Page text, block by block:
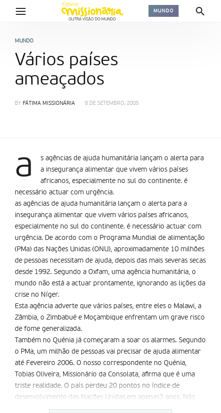
MUNDO
MUNDO
Vários países
ameaçados
BY FÁTIMA MISSIONÁRIA 8 DE SETEMBRO, 2005
a
s agências de ajuda humanitária lançam o alerta para
a insegurança alimentar que vivem vários países
africanos, especialmente no sul do continente. é
necessário actuar com urgência.
as agências de ajuda humanitária lançam o alerta para a
insegurança alimentar que vivem vários países africanos,
especialmente no sul do continente. é necessário actuar com
urgência. De acordo com o Programa Mundial de alimentação
(PMa) das Nações Unidas (ONU), aproximadamente 10 milhões
de pessoas necessitam de ajuda, depois das mais severas secas
desde 1992. Segundo a Oxfam, uma agência humanitária, o
mundo não está a actuar prontamente, ignorando as lições da
crise no Níger.
Esta agência adverte que vários países, entre eles o Malawi, a
Zâmbia, o Zimbabué e Moçambique enfrentam um grave risco
de fome generalizada.
Também no Quénia já começaram a soar os alarmes. Segundo
o PMa, um milhão de pessoas vai precisar de ajuda alimentar
até Fevereiro 2006. O nosso correspondente no Quénia,
Tobias Oliveira, Missionário da Consolata, afirma que é uma
triste realidade. O país perdeu 20 pontos no índice de
desenvolvimento das Nações Unidas,em apenas3 anos. Nós